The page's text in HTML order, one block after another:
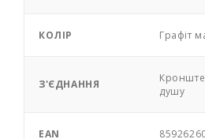
КОЛІР Графіт
З'ЄДНАННЯ
душу
EAN